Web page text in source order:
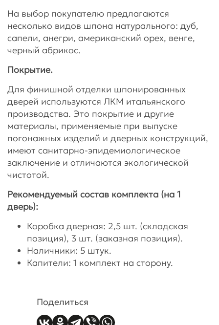
На выбор покупателю предлагаются
несколько видов шпона натурального: дуб,
сапели, анегри, американский орех, венге,
черный абрикос.
Покрытие.
Для финишной отделки шпонированных
дверей используются ЛКМ итальянского
производства. Это покрытие и другие
материалы, применяемые при выпуске
погонажных изделий и дверных конструкций,
имеют санитарно-эпидемиологическое
заключение и отличаются экологической
чистотой.
Рекомендуемый состав комплекта (на 1
дверь):
Коробка дверная: 2,5 шт. (складская
позиция), 3 шт. (заказная позиция).
Наличники: 5 штук.
Капители: 1 комплект на сторону.
Поделиться